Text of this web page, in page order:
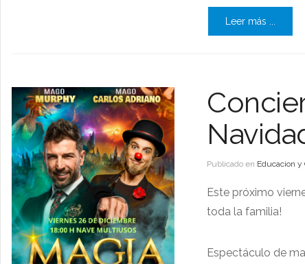
Leer más ...
Publicado en Educacion
Este próximo
toda la familia!
Espectáculo de